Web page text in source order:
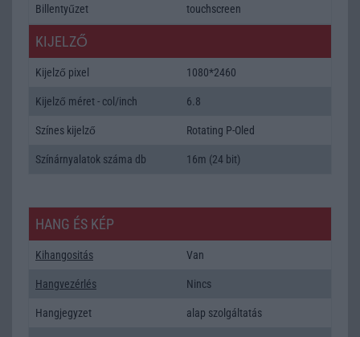
Billentyűzet touchscreen
KIJELZŐ
Kijelző pixel 1080*2460
Kijelző méret - col/inch 6.8
Színes kijelző Rotating P-Oled
Színárnyalatok száma db 16m (24 bit)
HANG ÉS KÉP
Kihangositás Van
Hangvezérlés Nincs
Hangjegyzet alap szolgáltatás